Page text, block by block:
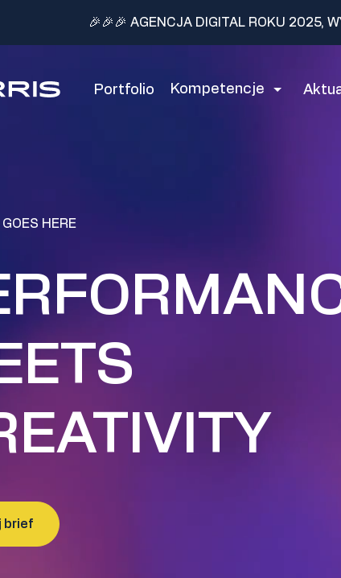
🎉🎉🎉 AGENCJA DIGITAL ROKU 2025,
Portfolio Kompetencje
HERE
brief